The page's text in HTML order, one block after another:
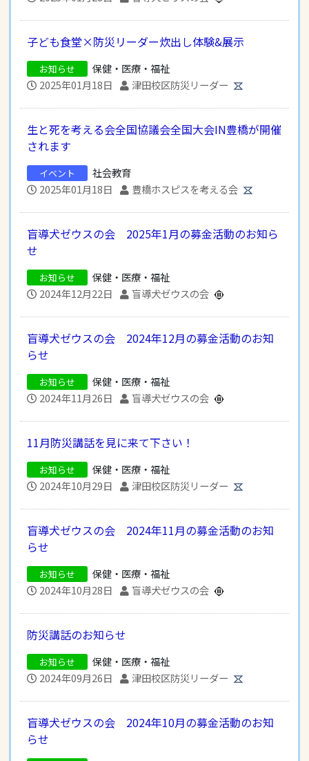
子ども食堂×防災リーダー炊出し体験&展示
お知らせ
保健・医療・福祉
2025年01月18日
津田校区防災リーダー
生と死を考える会全国協議会全国大会IN豊橋が開催
されます
イベント
社会教育
2025年01月18日
豊橋ホスピスを考える会
盲導犬ゼウスの会 2025年1月の募金活動のお知ら
せ
お知らせ
保健・医療・福祉
2024年12月22日
盲導犬ゼウスの会
盲導犬ゼウスの会 2024年12月の募金活動のお知
らせ
お知らせ
保健・医療・福祉
2024年11月26日
盲導犬ゼウスの会
11月防災講話を見に来て下さい！
お知らせ
保健・医療・福祉
2024年10月29日
津田校区防災リーダー
盲導犬ゼウスの会 2024年11月の募金活動のお知
らせ
お知らせ
保健・医療・福祉
2024年10月28日
盲導犬ゼウスの会
防災講話のお知らせ
お知らせ
保健・医療・福祉
2024年09月26日
津田校区防災リーダー
盲導犬ゼウスの会 2024年10月の募金活動のお知
らせ